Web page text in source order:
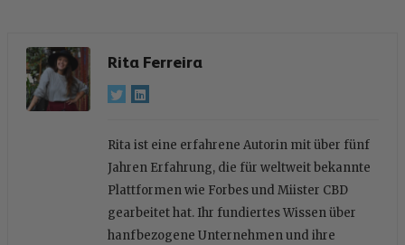
Rita Ferreira
Rita ist eine erfahrene Autorin mit über fünf
Jahren Erfahrung, die für weltweit bekannte
Plattformen wie Forbes und Miister CBD
gearbeitet hat. Ihr fundiertes Wissen über
hanfbezogene Unternehmen und ihre